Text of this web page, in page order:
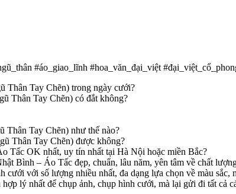
#áo_giao_lĩnh #hoa_văn_đại_việt
Thân Tay Chẽn) trong ngày cưới?
Thân Tay Chẽn) có đắt không?
Thân Tay Chẽn) như thế nào?
Thân Tay Chẽn) được không?
Tấc OK nhất, uy tín nhất tại Hà Nội hoặc miền Bắc?
Bình – Áo Tấc đẹp, chuẩn, lâu năm, yên tâm về chất
với số lượng nhiều nhất, đa dạng lựa chọn về màu sắc,
lý nhất để chụp ảnh, chụp hình cưới, mà lại gửi đi tất cả